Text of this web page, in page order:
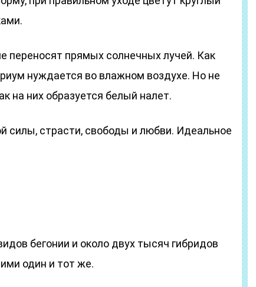
переносят прямых солнечных лучей. Как
нуждается во влажном воздухе. Но не
на них образуется белый налет.
силы, страсти, свободы и любви. Идеальное
бегонии и около двух тысяч гибридов
один и тот же.